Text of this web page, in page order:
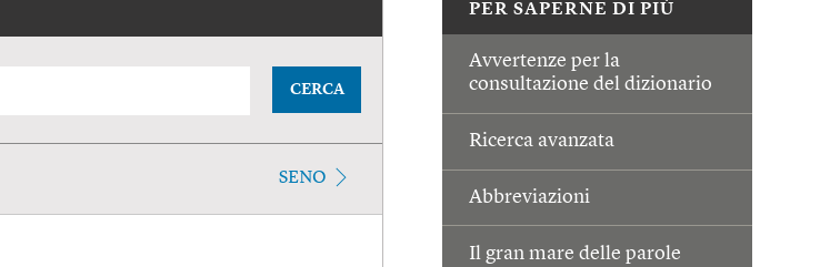
PER SAPERNE DI PIÙ
Avvertenze per la
consultazione del dizionario
Ricerca avanzata
Abbreviazioni
Il gran mare delle parole
CERCA
SENO